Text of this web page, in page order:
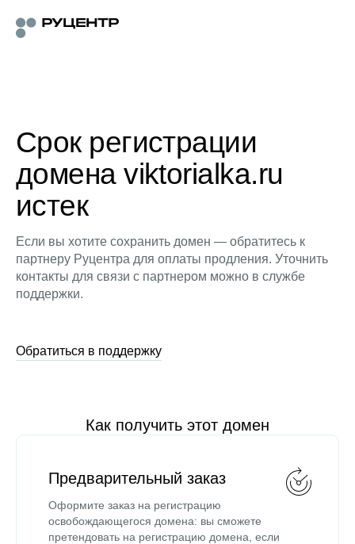
Срок регистрации
домена viktorialka.ru
истек
Если вы хотите сохранить домен — обратитесь к
партнеру Руцентра для оплаты продления. Уточнить
контакты для связи с партнером можно в службе
поддержки.
Обратиться в поддержку
Как получить этот домен
Предварительный заказ
Оформите заказ на регистрацию
освобождающегося домена: вы сможете
претендовать на регистрацию домена, если